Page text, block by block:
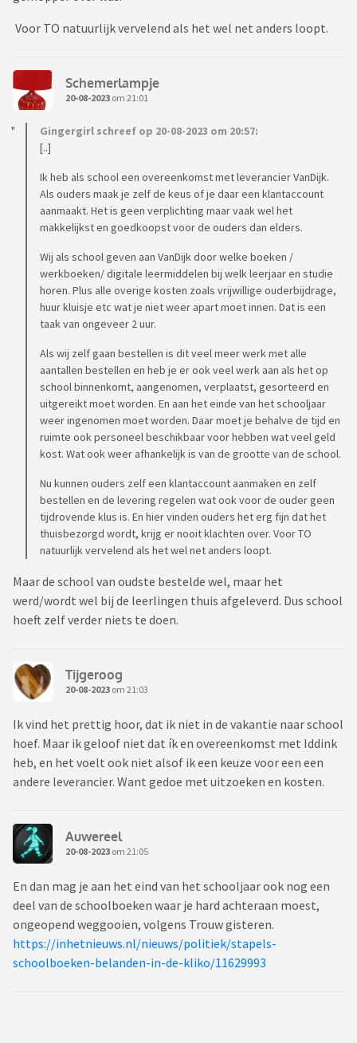
Voor TO natuurlijk vervelend als het wel net anders loopt.
Schemerlampje
20-08-2023 om 21:01
Gingergirl schreef op 20-08-2023 om 20:57:
[..]
Ik heb als school een overeenkomst met leverancier VanDijk.
Als ouders maak je zelf de keus of je daar een klantaccount
aanmaakt. Het is geen verplichting maar vaak wel het
makkelijkst en goedkoopst voor de ouders dan elders.
Wij als school geven aan VanDijk door welke boeken /
werkboeken/ digitale leermiddelen bij welk leerjaar en studie
horen. Plus alle overige kosten zoals vrijwillige ouderbijdrage,
huur kluisje etc wat je niet weer apart moet innen. Dat is een
taak van ongeveer 2 uur.
Als wij zelf gaan bestellen is dit veel meer werk met alle
aantallen bestellen en heb je er ook veel werk aan als het op
school binnenkomt, aangenomen, verplaatst, gesorteerd en
uitgereikt moet worden. En aan het einde van het schooljaar
weer ingenomen moet worden. Daar moet je behalve de tijd en
ruimte ook personeel beschikbaar voor hebben wat veel geld
kost. Wat ook weer afhankelijk is van de grootte van de school.
Nu kunnen ouders zelf een klantaccount aanmaken en zelf
bestellen en de levering regelen wat ook voor de ouder geen
tijdrovende klus is. En hier vinden ouders het erg fijn dat het
thuisbezorgd wordt, krijg er nooit klachten over. Voor TO
natuurlijk vervelend als het wel net anders loopt.
Maar de school van oudste bestelde wel, maar het
werd/wordt wel bij de leerlingen thuis afgeleverd. Dus school
hoeft zelf verder niets te doen.
Tijgeroog
20-08-2023 om 21:03
Ik vind het prettig hoor, dat ik niet in de vakantie naar school
hoef. Maar ik geloof niet dat ík en overeenkomst met Iddink
heb, en het voelt ook niet alsof ik een keuze voor een een
andere leverancier. Want gedoe met uitzoeken en kosten.
Auwereel
20-08-2023 om 21:05
En dan mag je aan het eind van het schooljaar ook nog een
deel van de schoolboeken waar je hard achteraan moest,
ongeopend weggooien, volgens Trouw gisteren.
https://inhetnieuws.nl/nieuws/politiek/stapels-
schoolboeken-belanden-in-de-kliko/11629993